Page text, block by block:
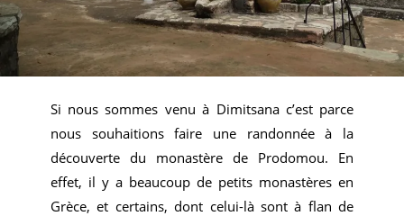
Si nous sommes venu à Dimitsana c’est parce
nous souhaitions faire une randonnée à la
découverte du monastère de Prodomou. En
effet, il y a beaucoup de petits monastères en
Grèce, et certains, dont celui-là sont à flan de